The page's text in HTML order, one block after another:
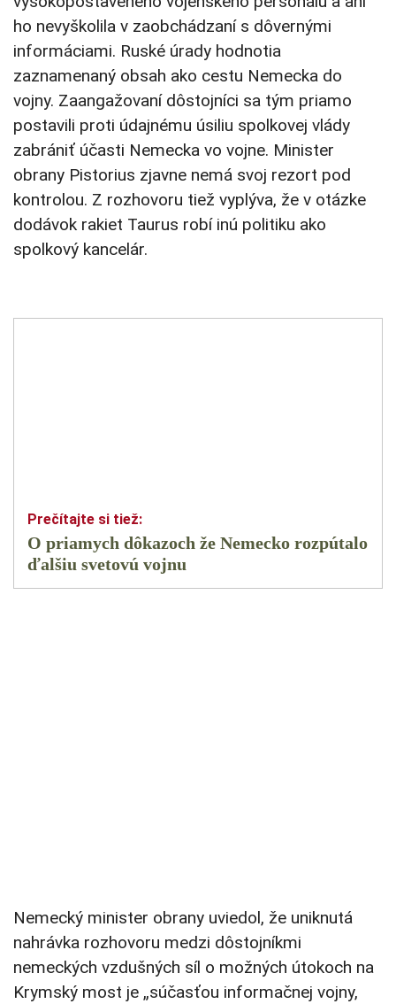
ho nevyškolila v zaobchádzaní s dôvernými
informáciami. Ruské úrady hodnotia
zaznamenaný obsah ako cestu Nemecka do
vojny. Zaangažovaní dôstojníci sa tým priamo
postavili proti údajnému úsiliu spolkovej vlády
zabrániť účasti Nemecka vo vojne. Minister
obrany Pistorius zjavne nemá svoj rezort pod
kontrolou. Z rozhovoru tiež vyplýva, že v otázke
dodávok rakiet Taurus robí inú politiku ako
spolkový kancelár.
O priamych dôkazoch že Nemecko rozpútalo
ďalšiu svetovú vojnu
Nemecký minister obrany uviedol, že uniknutá
nahrávka rozhovoru medzi dôstojníkmi
nemeckých vzdušných síl o možných útokoch na
Krymský most je „súčasťou informačnej vojny,